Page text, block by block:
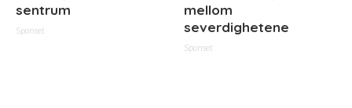
sentrum
Sponset
mellom
severdighetene
Sponset